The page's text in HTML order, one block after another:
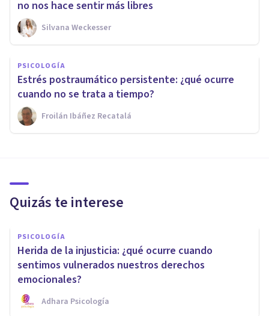
no nos hace sentir más libres
Silvana Weckesser
PSICOLOGÍA
Estrés postraumático persistente: ¿qué ocurre
cuando no se trata a tiempo?
Froilán Ibáñez Recatalá
Quizás te interese
PSICOLOGÍA
Herida de la injusticia: ¿qué ocurre cuando
sentimos vulnerados nuestros derechos
emocionales?
Adhara Psicología